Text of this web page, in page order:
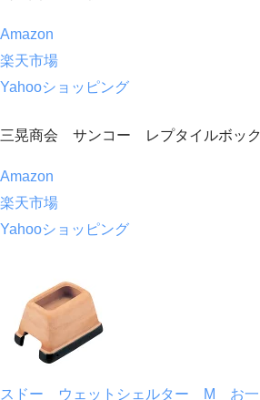
Amazon
楽天市場
Yahooショッピング
三晃商会 サンコー レプタイルボッ
Amazon
楽天市場
Yahooショッピング
スドー ウェットシェルター M お一